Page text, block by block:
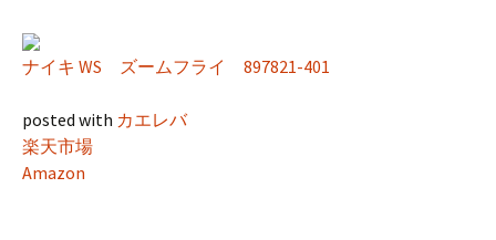
ナイキ WS ズームフライ 897821-401
posted with カエレバ
楽天市場
Amazon